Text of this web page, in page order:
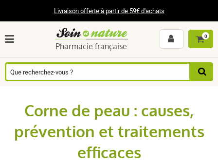
Livraison offerte à partir de 59€ d'achats
Pharmacie française
0
Corne de peau : causes,
prévention et traitements
efficaces